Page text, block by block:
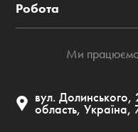
Робота
Ми працюємо
вул. Долинського,
область,